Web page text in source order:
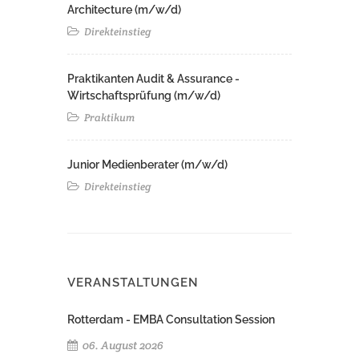
Architecture (m/w/d)​ ​
Direkteinstieg
Praktikanten Audit & Assurance -
Wirtschaftsprüfung (m/w/d)
Praktikum
Junior Medienberater (m/w/d)
Direkteinstieg
VERANSTALTUNGEN
Rotterdam - EMBA Consultation Session
06. August 2026